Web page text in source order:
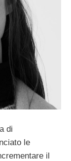
di
le
il